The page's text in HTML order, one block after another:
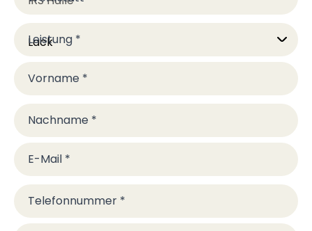
Leistung *
Vorname *
Nachname *
E-Mail *
Telefonnummer *